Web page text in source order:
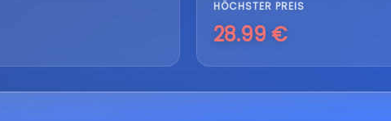
HÖCHSTER PREIS
28.99 €